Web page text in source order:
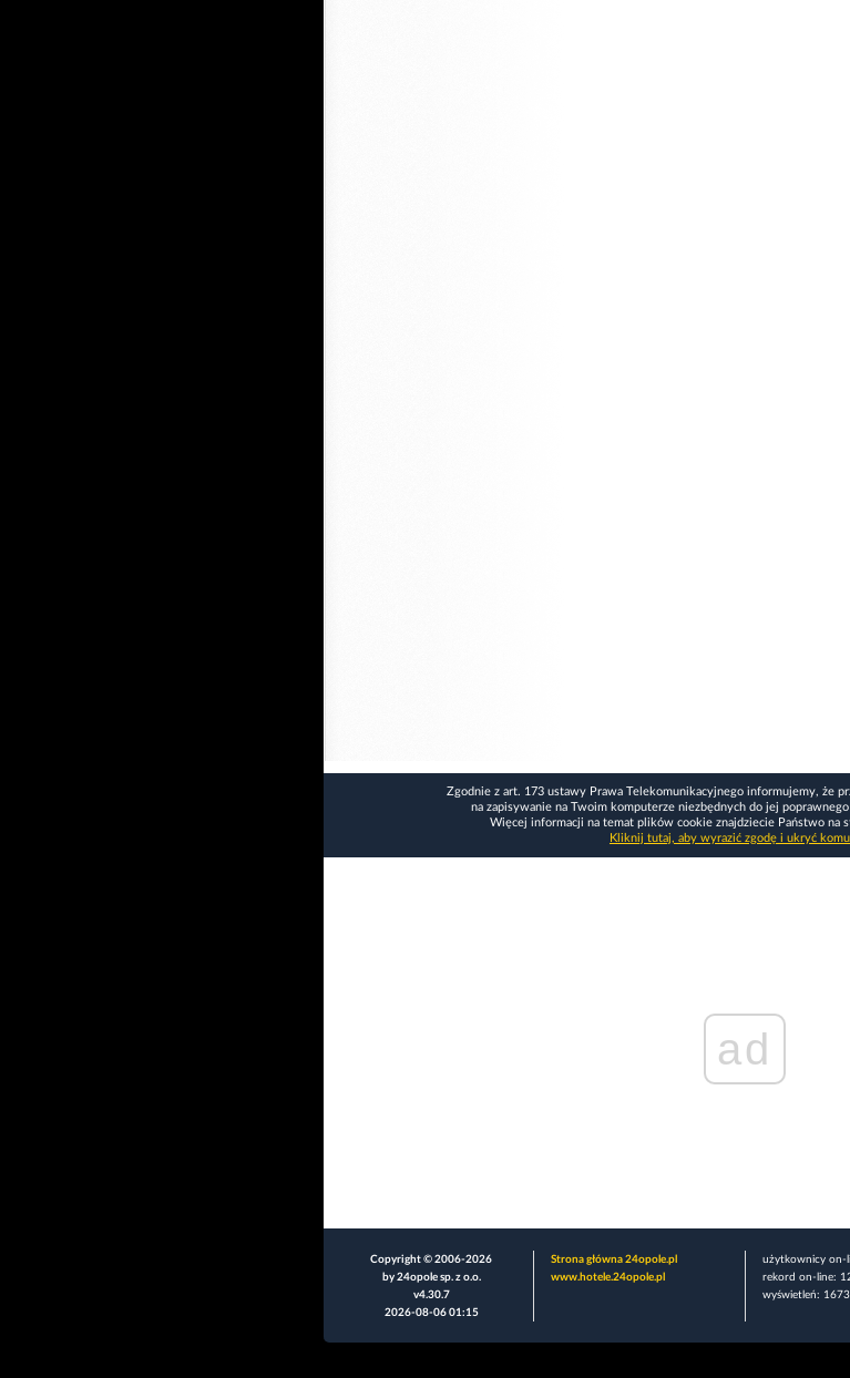
Zgodnie z art. 173 ustawy Prawa Telekomunikacyjnego informujemy, że
na zapisywanie na Twoim komputerze niezbędnych do jej
Więcej informacji na temat plików cookie znajdziecie Państwo na
Kliknij tutaj, aby wyrazić zgodę i ukryć
ad
Copyright © 2006-2026
by 24opole sp. z o.o.
v4.30.7
2026-08-06 01:15
Strona główna 24opole.pl
www.hotele.24opole.pl
użytkownicy on-
rekord on-line:
wyświetleń: